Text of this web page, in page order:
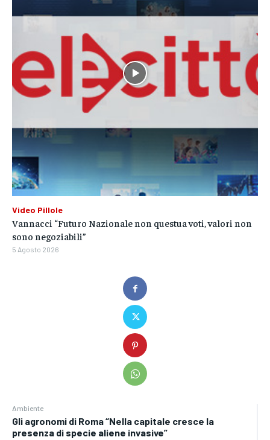
Ambiente
Gli agronomi di Roma “Nella capitale cresce la
presenza di specie aliene invasive”
Video Pillole
Vannacci “Futuro Nazionale non questua voti, valori non
sono negoziabili”
5 Agosto 2026